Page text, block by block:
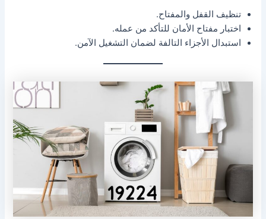
تنظيف القفل والمفتاح.
اختبار مفتاح الأمان للتأكد من عمله.
استبدال الأجزاء التالفة لضمان التشغيل الآمن.